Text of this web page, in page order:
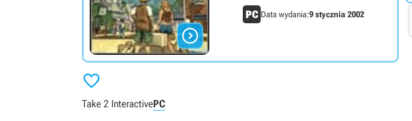

Data wydania:9 stycznia 2002

Take 2 InteractivePC